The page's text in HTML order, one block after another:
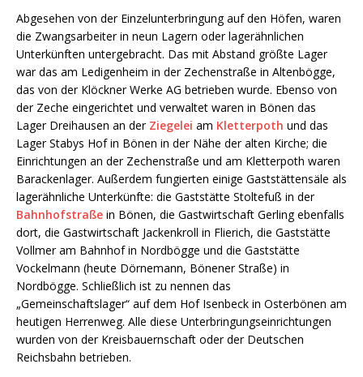
Abgesehen von der Einzelunterbringung auf den Höfen, waren
die Zwangsarbeiter in neun Lagern oder lagerähnlichen
Unterkünften untergebracht. Das mit Abstand größte Lager
war das am Ledigenheim in der Zechenstraße in Altenbögge,
das von der Klöckner Werke AG betrieben wurde. Ebenso von
der Zeche eingerichtet und verwaltet waren in Bönen das
Lager Dreihausen an der Ziegelei am Kletterpoth und das
Lager Stabys Hof in Bönen in der Nähe der alten Kirche; die
Einrichtungen an der Zechenstraße und am Kletterpoth waren
Barackenlager. Außerdem fungierten einige Gaststättensäle als
lagerähnliche Unterkünfte: die Gaststätte Stoltefuß in der
Bahnhofstraße in Bönen, die Gastwirtschaft Gerling ebenfalls
dort, die Gastwirtschaft Jackenkroll in Flierich, die Gaststätte
Vollmer am Bahnhof in Nordbögge und die Gaststätte
Vockelmann (heute Dörnemann, Bönener Straße) in
Nordbögge. Schließlich ist zu nennen das
„Gemeinschaftslager“ auf dem Hof Isenbeck in Osterbönen am
heutigen Herrenweg. Alle diese Unterbringungseinrichtungen
wurden von der Kreisbauernschaft oder der Deutschen
Reichsbahn betrieben.